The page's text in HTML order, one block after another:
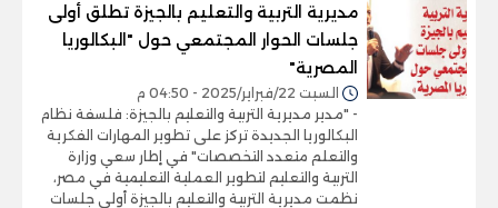
مديرية التربية والتعليم بالجيزة تطلق أولى
جلسات الحوار المجتمعي حول "البكالوريا
المصرية"
السبت 22/فبراير/2025 - 04:50 م
- "مدير مديرية التربية والتعليم بالجيزة: فلسفة نظام
البكالوريا الجديدة تركز على تطوير المهارات الفكرية
والتعلم متعدد التخصصات" في إطار سعي وزارة
التربية والتعليم لتطوير العملية التعليمية في مصر،
نظمت مديرية التربية والتعليم بالجيزة أولى جلسات